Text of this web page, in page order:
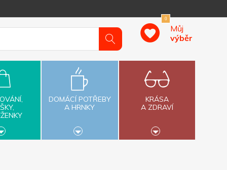
0
Můj
výběr
DOMÁCÍ POTŘEBY
A HRNKY
KRÁSA
A ZDRAVÍ